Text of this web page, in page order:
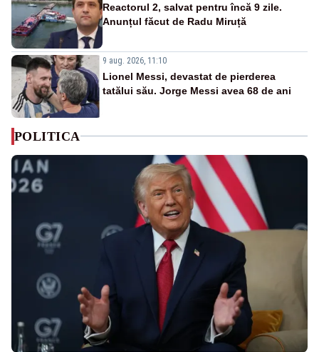
Reactorul 2, salvat pentru încă 9 zile.
Anunțul făcut de Radu Miruță
9 aug. 2026, 11:10
Lionel Messi, devastat de pierderea
tatălui său. Jorge Messi avea 68 de ani
POLITICA